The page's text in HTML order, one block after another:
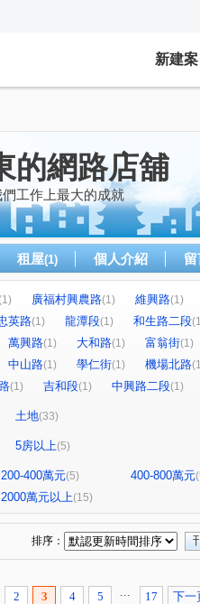
新建案
的網路店舖
工作上最大的成就
租屋(1) 個人介紹
廣福村興農路(1) 維興路(1)
英路(1) 龍潭段(1) 和生路二段
萬興路(1) 大和路(1) 富翁街(1)
中山路(1) 學仁街(1) 機場北路
(1) 吉和段(1) 中興路二段(1)
土地(33)
5房以上(5)
200-400萬元(5) 400-800萬元
2000萬元以上(15)
排序：
2 3 4 5 ... 17 下一